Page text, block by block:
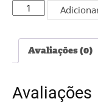
Quantidade
de
PDF
#5412Avaliações (0)
Avaliações